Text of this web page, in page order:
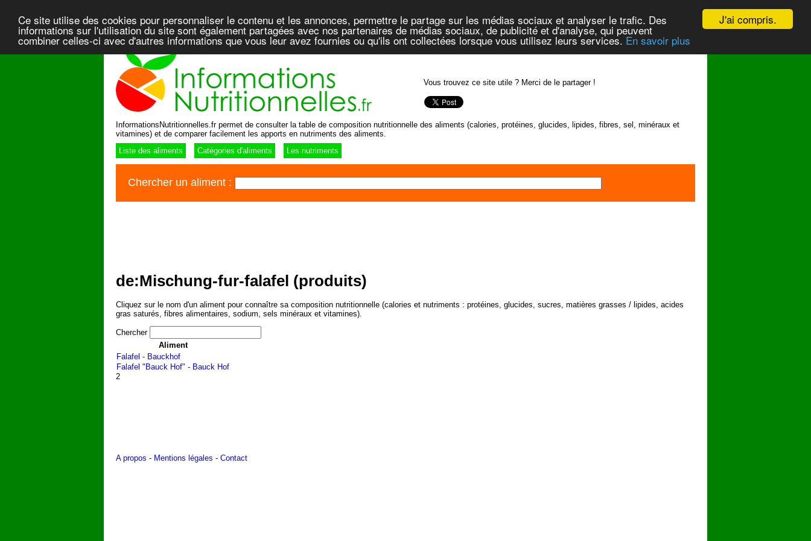
J'ai compris.
Ce site utilise des cookies pour personnaliser le contenu et les annonces, permettre le partage sur les médias sociaux et analyser le trafic. Des
informations sur l'utilisation du site sont également partagées avec nos partenaires de médias sociaux, de publicité et d'analyse, qui peuvent
combiner celles-ci avec d'autres informations que vous leur avez fournies ou qu'ils ont collectées lorsque vous utilisez leurs services. En savoir plus
Vous trouvez ce site utile ? Merci de le partager !
InformationsNutritionnelles.fr permet de consulter la table de composition nutritionnelle des aliments (calories, protéines, glucides, lipides, fibres, sel, minéraux et
vitamines) et de comparer facilement les apports en nutriments des aliments.
Liste des aliments
Catégories d'aliments Les nutriments
Chercher un aliment :
de:Mischung-fur-falafel (produits)
Cliquez sur le nom d'un aliment pour connaître sa composition nutritionnelle (calories et nutriments : protéines, glucides, sucres, matières grasses / lipides, acides
gras saturés, fibres alimentaires, sodium, sels minéraux et vitamines).
Chercher
Aliment
Falafel - Bauckhof
Falafel "Bauck Hof" - Bauck Hof
2
A propos - Mentions légales - Contact